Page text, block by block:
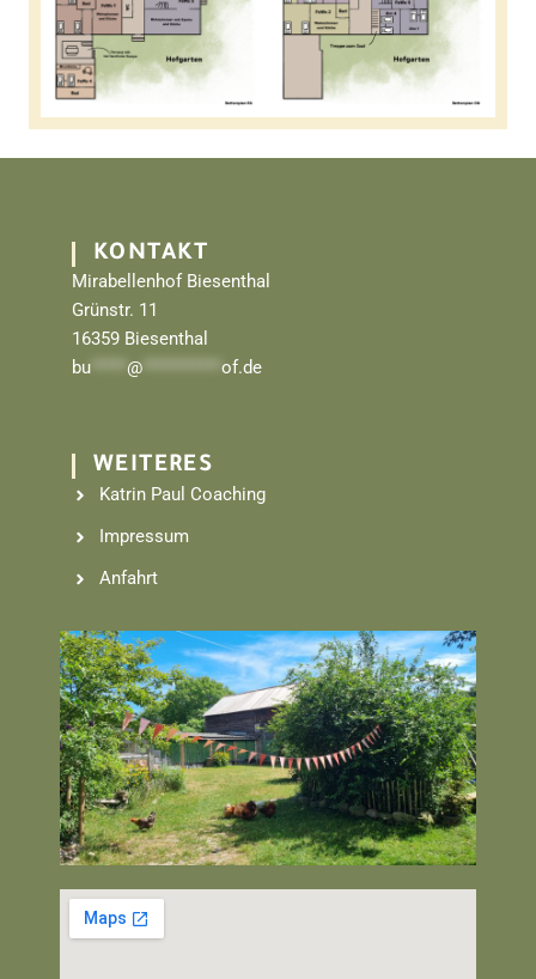
KONTAKT
Mirabellenhof Biesenthal
Grünstr. 11
16359 Biesenthal
bu
@ of.de
WEITERES
Katrin Paul Coaching
Impressum
Anfahrt